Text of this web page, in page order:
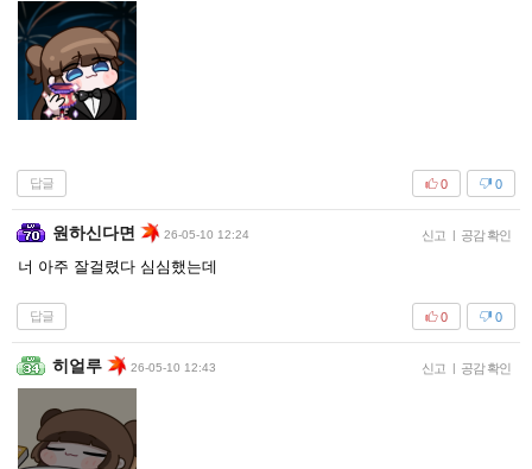
답글 0
0
원하신다면 26-05-10 12:24 신고 공감 확인
너 아주 잘걸렸다 심심했는데
답글 0
0
히얼루 26-05-10 12:43 신고 공감 확인